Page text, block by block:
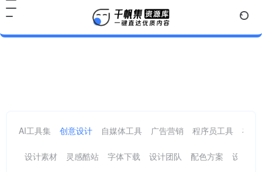
AI工具集 创意设计 自媒体工具 广告营销 程序员工具 在线
设计素材 灵感酷站 字体下载 设计团队 配色方案 设计工